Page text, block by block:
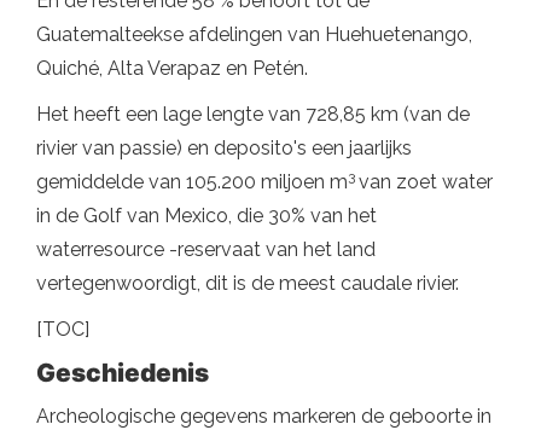
Guatemalteekse afdelingen van Huehuetenango,
Quiché, Alta Verapaz en Petén.
Het heeft een lage lengte van 728,85 km (van de
rivier van passie) en deposito's een jaarlijks
gemiddelde van 105.200 miljoen m3 van zoet water
in de Golf van Mexico, die 30% van het
waterresource -reservaat van het land
vertegenwoordigt, dit is de meest caudale rivier.
[TOC]
Geschiedenis
Archeologische gegevens markeren de geboorte in